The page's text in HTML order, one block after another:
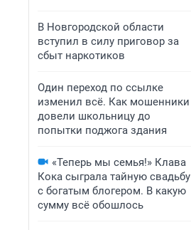
В Новгородской области
вступил в силу приговор за
сбыт наркотиков
Один переход по ссылке
изменил всё. Как мошенники
довели школьницу до
попытки поджога здания
«Теперь мы семья!» Клава
Кока сыграла тайную свадьбу
с богатым блогером. В какую
сумму всё обошлось